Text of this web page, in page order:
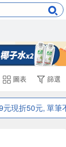
圖表 篩選
現折50元, 單筆